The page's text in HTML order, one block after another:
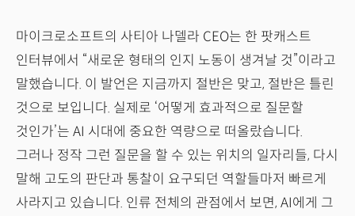
마이크로소프트의 사티아 나델라 CEO는 한 팟캐스트
인터뷰에서 “새로운 형태의 인지 노동이 생겨날 것”이라고
말했습니다. 이 발언은 지금까지 절반은 맞고, 절반은 틀린
것으로 보입니다. 실제로 ‘어떻게 효과적으로 질문할
것인가’는 AI 시대에 중요한 역량으로 떠올랐습니다.
그러나 정작 그런 질문을 할 수 있는 위치의 일자리들, 다시
말해 고도의 판단과 통찰이 요구되던 역할들마저 빠르게
사라지고 있습니다. 인류 전체의 관점에서 보면, AI에게 그